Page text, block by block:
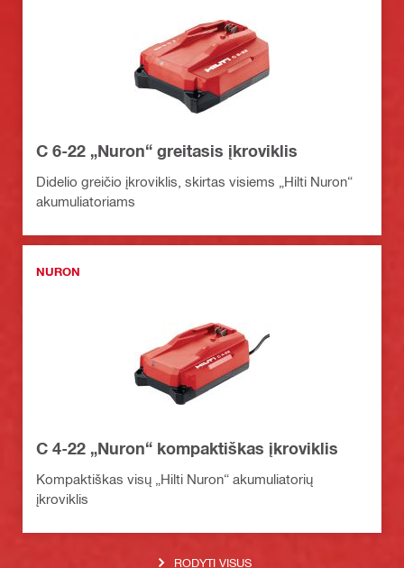
C 6-22 „Nuron“ greitasis įkroviklis
Didelio greičio įkroviklis, skirtas visiems „Hilti Nuron“
akumuliatoriams
NURON
C 4-22 „Nuron“ kompaktiškas įkroviklis
Kompaktiškas visų „Hilti Nuron“ akumuliatorių
įkroviklis
RODYTI VISUS